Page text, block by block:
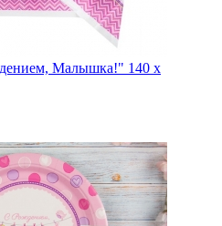
Малышка!" 140 х